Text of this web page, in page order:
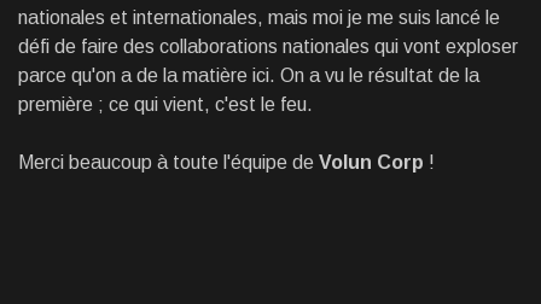
nationales et internationales, mais moi je me suis lancé le
défi de faire des collaborations nationales qui vont exploser
parce qu'on a de la matière ici. On a vu le résultat de la
première ; ce qui vient, c'est le feu.
Merci beaucoup à toute l'équipe de Volun Corp !